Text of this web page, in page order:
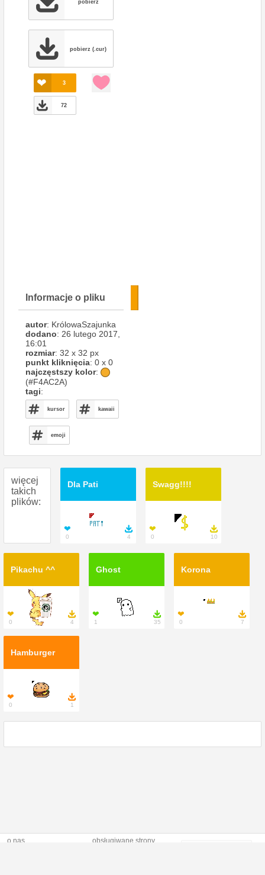
pobierz
pobierz (.cur)
3
72
Informacje o pliku
autor: KrólowaSzajunka
dodano: 26 lutego 2017,
16:01
rozmiar: 32 x 32 px
punkt kliknięcia: 0 x 0
najczęstszy kolor:
(#F4AC2A)
tagi:
kursor kawaii
emoji
więcej
takich
plików:
Dla Pati
❤
0

4
Swagg!!!!
❤
0

10
Pikachu ^^
❤
0

4
Ghost
❤
1

35
Korona
❤
0

7
Hamburger
❤
0

1
o nas
obsługiwane strony